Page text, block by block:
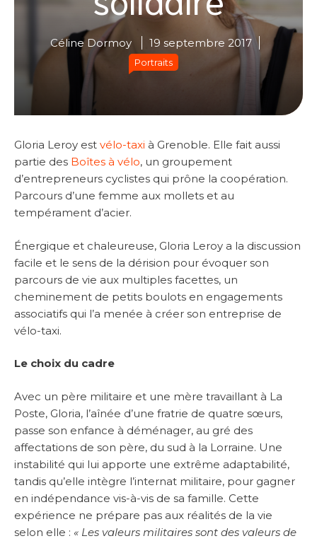
Céline Dormoy 19 septembre 2017
Portraits
Gloria Leroy est vélo-taxi à Grenoble. Elle fait aussi
partie des Boîtes à vélo, un groupement
d’entrepreneurs cyclistes qui prône la coopération.
Parcours d’une femme aux mollets et au
tempérament d’acier.
Énergique et chaleureuse, Gloria Leroy a la discussion
facile et le sens de la dérision pour évoquer son
parcours de vie aux multiples facettes, un
cheminement de petits boulots en engagements
associatifs qui l’a menée à créer son entreprise de
vélo-taxi.
Le choix du cadre
Avec un père militaire et une mère travaillant à La
Poste, Gloria, l’aînée d’une fratrie de quatre sœurs,
passe son enfance à déménager, au gré des
affectations de son père, du sud à la Lorraine. Une
instabilité qui lui apporte une extrême adaptabilité,
tandis qu’elle intègre l’internat militaire, pour gagner
en indépendance vis-à-vis de sa famille. Cette
expérience ne prépare pas aux réalités de la vie
selon elle : « Les valeurs militaires sont des valeurs de